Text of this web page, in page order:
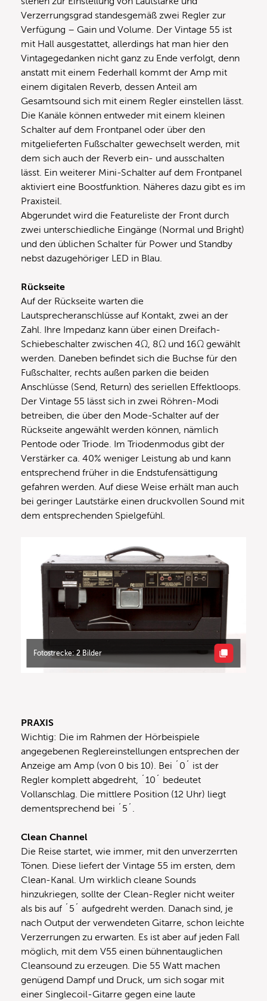
Verzerrungsgrad standesgemäß zwei Regler zur
Verfügung – Gain und Volume. Der Vintage 55 ist
mit Hall ausgestattet, allerdings hat man hier den
Vintagegedanken nicht ganz zu Ende verfolgt, denn
anstatt mit einem Federhall kommt der Amp mit
einem digitalen Reverb, dessen Anteil am
Gesamtsound sich mit einem Regler einstellen lässt.
Die Kanäle können entweder mit einem kleinen
Schalter auf dem Frontpanel oder über den
mitgelieferten Fußschalter gewechselt werden, mit
dem sich auch der Reverb ein- und ausschalten
lässt. Ein weiterer Mini-Schalter auf dem Frontpanel
aktiviert eine Boostfunktion. Näheres dazu gibt es im
Praxisteil.
Abgerundet wird die Featureliste der Front durch
zwei unterschiedliche Eingänge (Normal und Bright)
und den üblichen Schalter für Power und Standby
nebst dazugehöriger LED in Blau.
Rückseite
Auf der Rückseite warten die
Lautsprecheranschlüsse auf Kontakt, zwei an der
Zahl. Ihre Impedanz kann über einen Dreifach-
Schiebeschalter zwischen 4Ω, 8Ω und 16Ω gewählt
werden. Daneben befindet sich die Buchse für den
Fußschalter, rechts außen parken die beiden
Anschlüsse (Send, Return) des seriellen Effektloops.
Der Vintage 55 lässt sich in zwei Röhren-Modi
betreiben, die über den Mode-Schalter auf der
Rückseite angewählt werden können, nämlich
Pentode oder Triode. Im Triodenmodus gibt der
Verstärker ca. 40% weniger Leistung ab und kann
entsprechend früher in die Endstufensättigung
gefahren werden. Auf diese Weise erhält man auch
bei geringer Lautstärke einen druckvollen Sound mit
dem entsprechenden Spielgefühl.
Fotostrecke: 2 Bilder
PRAXIS
Wichtig: Die im Rahmen der Hörbeispiele
angegebenen Reglereinstellungen entsprechen der
Anzeige am Amp (von 0 bis 10). Bei ´0´ ist der
Regler komplett abgedreht, ´10´ bedeutet
Vollanschlag. Die mittlere Position (12 Uhr) liegt
dementsprechend bei ´5´.
Clean Channel
Die Reise startet, wie immer, mit den unverzerrten
Tönen. Diese liefert der Vintage 55 im ersten, dem
Clean-Kanal. Um wirklich cleane Sounds
hinzukriegen, sollte der Clean-Regler nicht weiter
als bis auf ´5´ aufgedreht werden. Danach sind, je
nach Output der verwendeten Gitarre, schon leichte
Verzerrungen zu erwarten. Es ist aber auf jeden Fall
möglich, mit dem V55 einen bühnentauglichen
Cleansound zu erzeugen. Die 55 Watt machen
genügend Dampf und Druck, um sich sogar mit
einer Singlecoil-Gitarre gegen eine laute